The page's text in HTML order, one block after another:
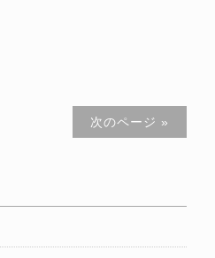
次のページ »